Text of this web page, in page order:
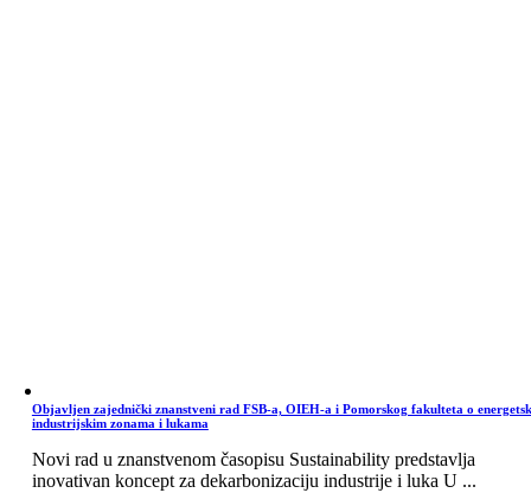
Objavljen zajednički znanstveni rad FSB-a, OIEH-a i Pomorskog fakulteta o
industrijskim zonama i lukama
Novi rad u znanstvenom časopisu Sustainability predstavlja
inovativan koncept za dekarbonizaciju industrije i luka U ...